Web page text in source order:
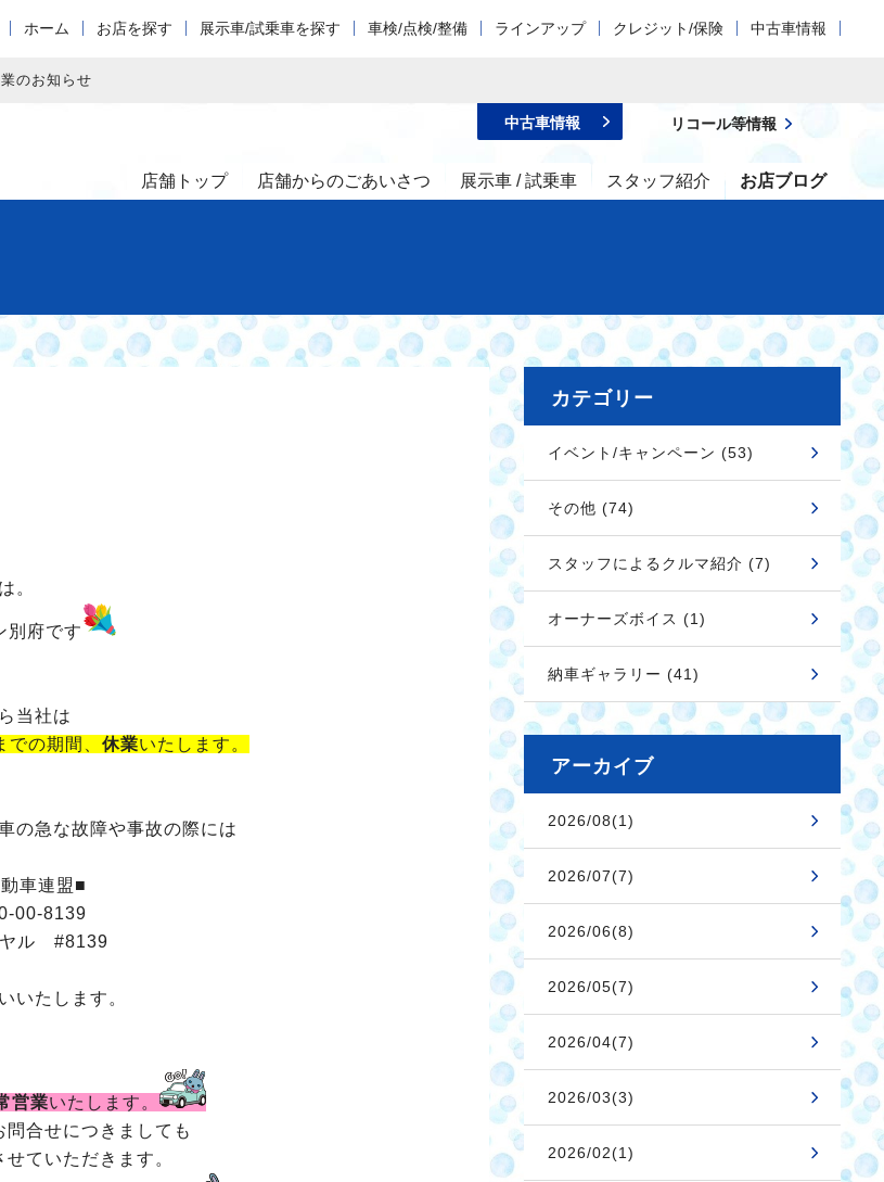
ホーム お店を探す 展示車/試乗車を探す 車検/点検/整備 ラインアップ クレジット/保険 中古車情報
のお知らせ
店舗トップ 店舗からのごあいさつ 展示車 / 試乗車 スタッフ紹介 お店ブログ
中古車情報 リコール等情報
。
別府です
当社は
での期間、 休業いたします。
の急な故障や事故の際には
車連盟■
00-8139
ル #8139
いたします。
営業いたします。
合せにつきましても
ていただきます。
カテゴリー
イベント/キャンペーン (53)
その他 (74)
スタッフによるクルマ紹介 (7)
オーナーズボイス (1)
納車ギャラリー (41)
アーカイブ
2026/08(1)
2026/07(7)
2026/06(8)
2026/05(7)
2026/04(7)
2026/03(3)
2026/02(1)